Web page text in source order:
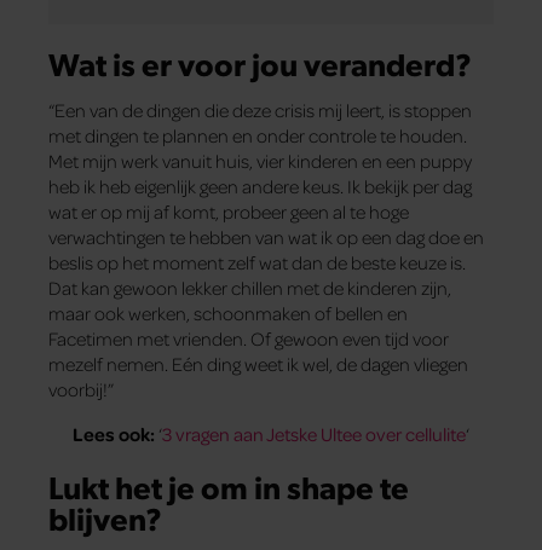
Wat is er voor jou veranderd?
“Een van de dingen die deze crisis mij leert, is stoppen
met dingen te plannen en onder controle te houden.
Met mijn werk vanuit huis, vier kinderen en een puppy
heb ik heb eigenlijk geen andere keus. Ik bekijk per dag
wat er op mij af komt, probeer geen al te hoge
verwachtingen te hebben van wat ik op een dag doe en
beslis op het moment zelf wat dan de beste keuze is.
Dat kan gewoon lekker chillen met de kinderen zijn,
maar ook werken, schoonmaken of bellen en
Facetimen met vrienden. Of gewoon even tijd voor
mezelf nemen. Eén ding weet ik wel, de dagen vliegen
voorbij!”
Lees ook: ‘3 vragen aan Jetske Ultee over cellulite‘
Lukt het je om in shape te
blijven?